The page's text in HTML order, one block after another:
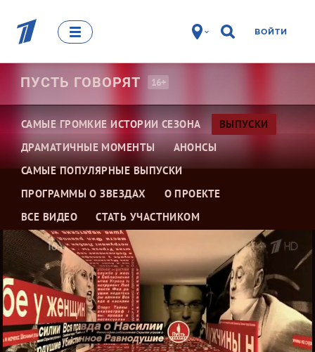
ВОЙТИ
ПУСТЬ ГОВОРЯТ 16+
САМЫЕ ГРОМКИЕ ИСТОРИИ СЕЗОНА
ВЫПУСКИ
ДРАМАТИЧНЫЕ МОМЕНТЫ
АНОНСЫ
САМЫЕ ПОПУЛЯРНЫЕ ВЫПУСКИ
ПРОГРАММЫ О ЗВЕЗДАХ
О ПРОЕКТЕ
ВСЕ ВИДЕО
СТАТЬ УЧАСТНИКОМ